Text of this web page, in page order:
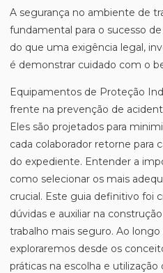
A segurança no ambiente de
fundamental para o sucesso
do que uma exigência legal,
é demonstrar cuidado com o
Equipamentos de Proteção
frente na prevenção de
Eles são projetados para
cada colaborador retorne para
do expediente. Entender a
como selecionar os mais
crucial. Este guia definitivo foi
dúvidas e auxiliar na
trabalho mais seguro. Ao
exploraremos desde os
práticas na escolha e utilização